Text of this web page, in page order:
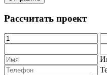
Рассчитать проект